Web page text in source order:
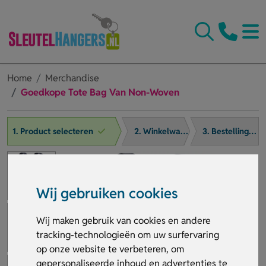
Wij gebruiken cookies
Wij maken gebruik van cookies en andere
tracking-technologieën om uw surfervaring
op onze website te verbeteren, om
Home
Merchandise
Goedkope Tote Bag Van Non-Woven
1. Product selecteren 2. Winkelwagen 3. Bestelling afronden